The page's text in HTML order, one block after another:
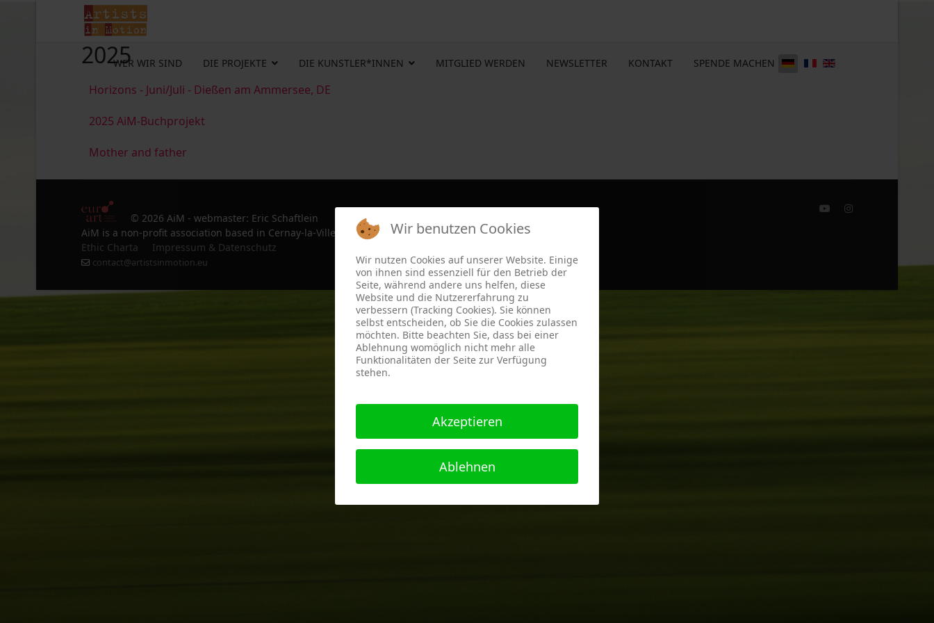
WER WIR SIND DIE PROJEKTE DIE KUNSTLER*INNEN MITGLIED WERDEN NEWSLETTER KONTAKT SPENDE MACHEN
2025
Horizons - Juni/Juli - Dießen am Ammersee, DE
2025 AiM-Buchprojekt
Mother and father
© 2026 AiM - webmaster: Eric Schaftlein
AiM is a non-profit association based in Cernay-la-Ville, France since 2022
Ethic Charta
Impressum & Datenschutz
contact@artistsinmotion.eu
Wir benutzen Cookies
Wir nutzen Cookies auf unserer Website. Einige
von ihnen sind essenziell für den Betrieb der
Seite, während andere uns helfen, diese
Website und die Nutzererfahrung zu
verbessern (Tracking Cookies). Sie können
selbst entscheiden, ob Sie die Cookies zulassen
möchten. Bitte beachten Sie, dass bei einer
Ablehnung womöglich nicht mehr alle
Funktionalitäten der Seite zur Verfügung
stehen.
Akzeptieren
Ablehnen